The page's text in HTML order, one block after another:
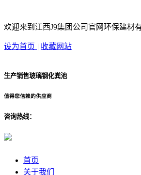
欢迎来到江西J9集团公司官网环保建材
设为首页 | 收藏网站
生产销售玻璃钢化粪池
值得您信赖的供应商
咨询热线：
首页
关于我们